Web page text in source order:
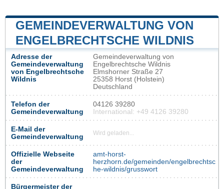
GEMEINDEVERWALTUNG VON
ENGELBRECHTSCHE WILDNIS
Adresse der
Gemeindeverwaltung
von Engelbrechtsche
Wildnis
Gemeindeverwaltung von
Engelbrechtsche Wildnis
Elmshorner Straße 27
25358 Horst (Holstein)
Deutschland
Telefon der
Gemeindeverwaltung
04126 39280
International: +49 4126 39280
E-Mail der
Gemeindeverwaltung
Wird geladen...
Offizielle Webseite
der
Gemeindeverwaltung
amt-horst-
herzhorn.de/gemeinden/engelbrechtsc
he-wildnis/grusswort
Bürgermeister der